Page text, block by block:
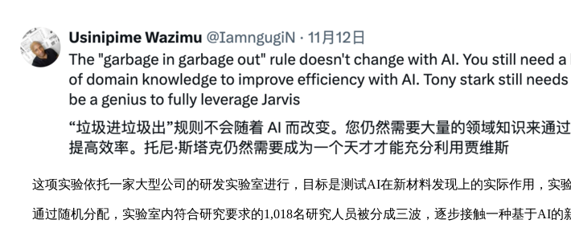
这项实验依托一家大型公司的研发实验室进行，目标是测试AI在新材料发现上的实际作用，实验
通过随机分配，实验室内符合研究要求的1,018名研究人员被分成三波，逐步接触一种基于AI的